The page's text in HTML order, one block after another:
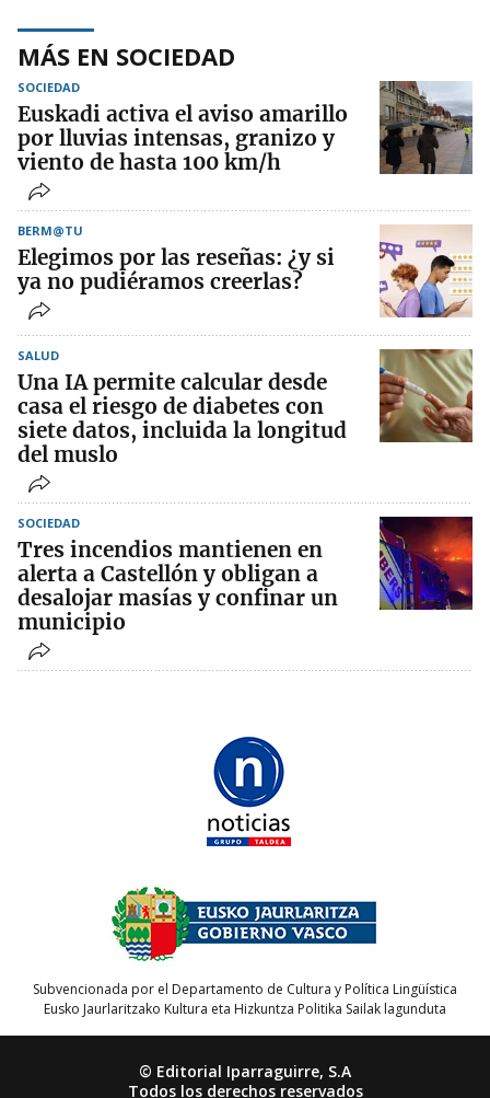
MÁS EN SOCIEDAD
SOCIEDAD
Euskadi activa el aviso amarillo
por lluvias intensas, granizo y
viento de hasta 100 km/h
BERM@TU
Elegimos por las reseñas: ¿y si
ya no pudiéramos creerlas?
SALUD
Una IA permite calcular desde
casa el riesgo de diabetes con
siete datos, incluida la longitud
del muslo
SOCIEDAD
Tres incendios mantienen en
alerta a Castellón y obligan a
desalojar masías y confinar un
municipio
Subvencionada por el Departamento de Cultura y Política Lingüística
Eusko Jaurlaritzako Kultura eta Hizkuntza Politika Sailak lagunduta
© Editorial Iparraguirre, S.A
Todos los derechos reservados